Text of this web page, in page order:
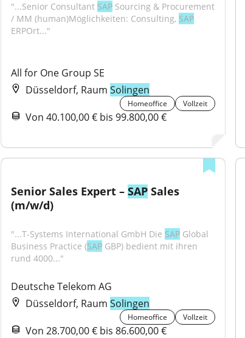
"...Senior Consultant SAP Sourcing & Procurement
/ MM (human)Möglichkeiten: Consulting, SAP
ERPOrt..."
All for One Group SE
Düsseldorf, RaumSolingen
Homeoffice Vollzeit
Von 40.100,00 € bis 99.800,00 €
Senior Sales Expert – SAP Sales
(m/w/d)
"...T-Systems International GmbH Die SAP Global
Business Practice (SAP GBP) bedient mit ihren
rund 4000..."
Deutsche Telekom AG
Düsseldorf, RaumSolingen
Homeoffice Vollzeit
Von 28.700,00 € bis 86.600,00 €